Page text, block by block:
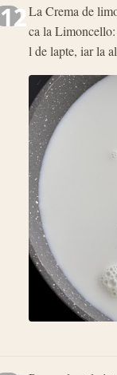
12La Crema de
ca la
l de lapte, iar la